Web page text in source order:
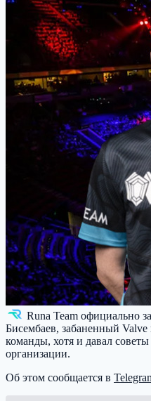
Runa Team официально
Бисембаев, забаненный
команды, хотя и давал
организации.
Об этом сообщается в